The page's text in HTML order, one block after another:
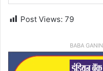
Post Views: 79
BABA